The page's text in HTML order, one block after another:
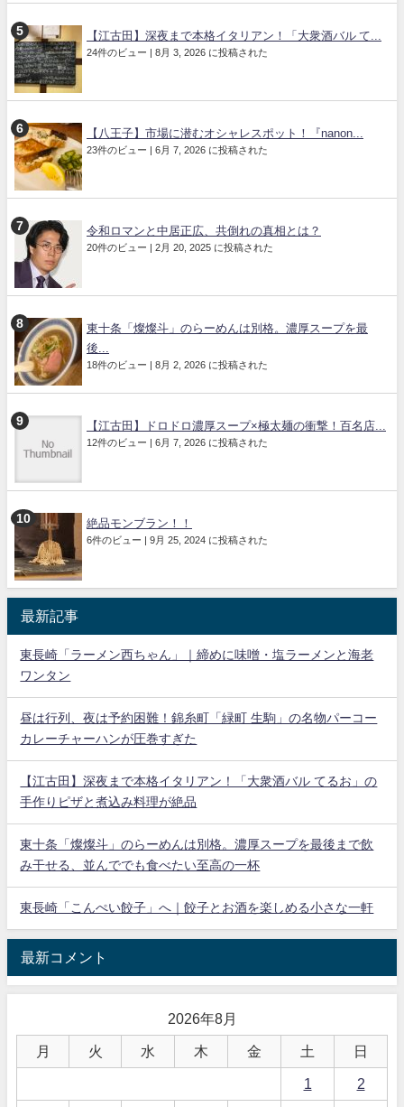
【江古田】深夜まで本格イタリアン！「大衆酒バル て...
24件のビュー | 8月 3, 2026 に投稿された
【八王子】市場に潜むオシャレスポット！『nanon...
23件のビュー | 6月 7, 2026 に投稿された
令和ロマンと中居正広、共倒れの真相とは？
20件のビュー | 2月 20, 2025 に投稿された
東十条「燦燦斗」のらーめんは別格。濃厚スープを最
後...
18件のビュー | 8月 2, 2026 に投稿された
【江古田】ドロドロ濃厚スープ×極太麺の衝撃！百名店...
12件のビュー | 6月 7, 2026 に投稿された
絶品モンブラン！！
6件のビュー | 9月 25, 2024 に投稿された
最新記事
東長崎「ラーメン西ちゃん」｜締めに味噌・塩ラーメンと海老
ワンタン
昼は行列、夜は予約困難！錦糸町「緑町 生駒」の名物パーコー
カレーチャーハンが圧巻すぎた
【江古田】深夜まで本格イタリアン！「大衆酒バル てるお」の
手作りピザと煮込み料理が絶品
東十条「燦燦斗」のらーめんは別格。濃厚スープを最後まで飲
み干せる、並んででも食べたい至高の一杯
東長崎「こんぺい餃子」へ｜餃子とお酒を楽しめる小さな一軒
最新コメント
2026年8月
月 火 水 木 金 土 日
1 2